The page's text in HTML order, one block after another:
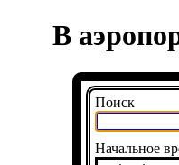
В
Поиск
Начальное